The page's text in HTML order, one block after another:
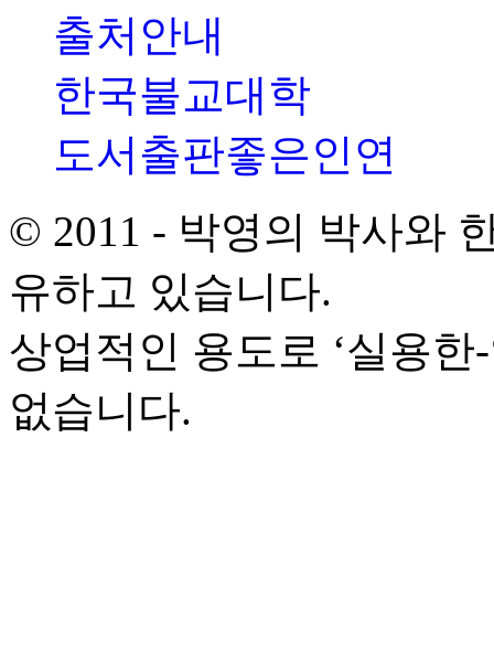
출처안내
한국불교대학
도서출판좋은인연
© 2011 - 박영의 박사와
유하고 있습니다.
상업적인 용도로 ‘실용
없습니다.